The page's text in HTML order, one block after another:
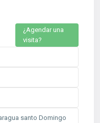
¿Agendar una
visita?